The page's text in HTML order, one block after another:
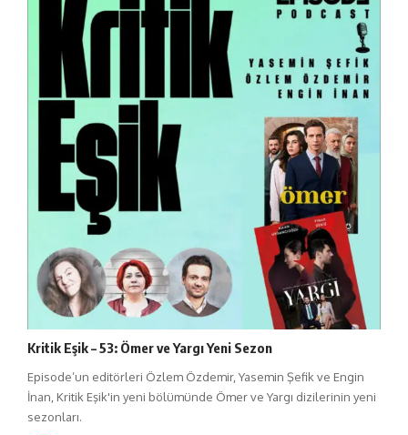
Kritik Eşik – 53: Ömer ve Yargı Yeni Sezon
Episode’un editörleri Özlem Özdemir, Yasemin Şefik ve Engin
İnan, Kritik Eşik'in yeni bölümünde Ömer ve Yargı dizilerinin yeni
sezonları.